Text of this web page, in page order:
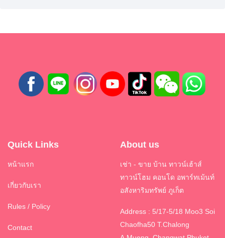
Quick Links
หน้าแรก
เกี่ยวกับเรา
Rules / Policy
Contact
About us
เช่า - ขาย บ้าน ทาวน์เฮ้าส์
ทาวน์โฮม คอนโด อพาร์ทเม้นท์
อสังหาริมทรัพย์ ภูเก็ต
Address : 5/17-5/18 Moo3 Soi
Chaofha50 T.Chalong